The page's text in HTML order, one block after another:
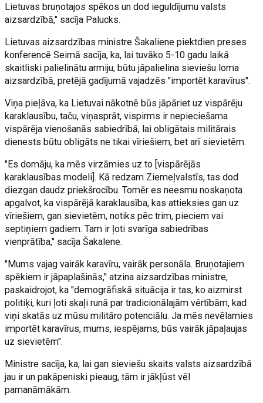
Lietuvas bruņotajos spēkos un dod ieguldījumu valsts
aizsardzībā," sacīja Palucks.
Lietuvas aizsardzības ministre Šakaliene piektdien preses
konferencē Seimā sacīja, ka, lai tuvāko 5-10 gadu laikā
skaitliski palielinātu armiju, būtu jāpalielina sieviešu loma
aizsardzībā, pretējā gadījumā vajadzēs "importēt karavīrus".
Viņa pieļāva, ka Lietuvai nākotnē būs jāpāriet uz vispārēju
karaklausību, taču, viņasprāt, vispirms ir nepieciešama
vispārēja vienošanās sabiedrībā, lai obligātais militārais
dienests būtu obligāts ne tikai vīriešiem, bet arī sievietēm.
"Es domāju, ka mēs virzāmies uz to [vispārējās
karaklausības modeli]. Kā redzam Ziemeļvalstīs, tas dod
diezgan daudz priekšrocību. Tomēr es neesmu noskaņota
apgalvot, ka vispārējā karaklausība, kas attieksies gan uz
vīriešiem, gan sievietēm, notiks pēc trim, pieciem vai
septiņiem gadiem. Tam ir ļoti svarīga sabiedrības
vienprātība," sacīja Šakalene.
"Mums vajag vairāk karavīru, vairāk personāla. Bruņotajiem
spēkiem ir jāpaplašinās," atzina aizsardzības ministre,
paskaidrojot, ka "demogrāfiskā situācija ir tas, ko aizmirst
politiķi, kuri ļoti skaļi runā par tradicionālajām vērtībām, kad
viņi skatās uz mūsu militāro potenciālu. Ja mēs nevēlamies
importēt karavīrus, mums, iespējams, būs vairāk jāpaļaujas
uz sievietēm".
Ministre sacīja, ka, lai gan sieviešu skaits valsts aizsardzībā
jau ir un pakāpeniski pieaug, tām ir jākļūst vēl
pamanāmākām.